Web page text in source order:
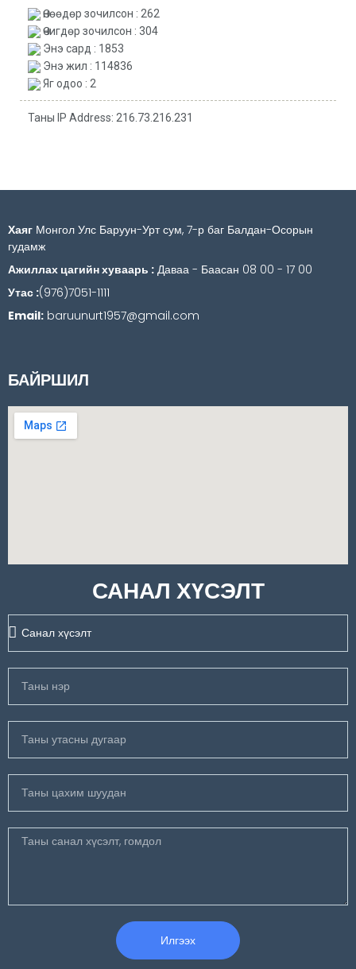
Өнөөдөр зочилсон : 262
Өчигдөр зочилсон : 304
Энэ сард : 1853
Энэ жил : 114836
Яг одоо : 2
Таны IP Address: 216.73.216.231
Хаяг Монгол Улс Баруун-Урт сум, 7-р баг Балдан-Осорын
гудамж
Ажиллах цагийн хуваарь : Даваа - Баасан 08 00 - 17 00
Утас :(976)7051-1111
Email: baruunurt1957@gmail.com
БАЙРШИЛ
САНАЛ ХҮСЭЛТ
Илгээх